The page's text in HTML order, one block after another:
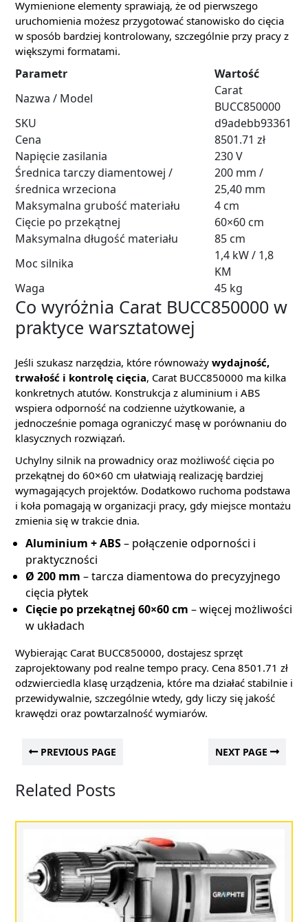
Wymienione elementy sprawiają, że od pierwszego
uruchomienia możesz przygotować stanowisko do cięcia
w sposób bardziej kontrolowany, szczególnie przy pracy z
większymi formatami.
Parametr
Wartość
Nazwa / Model
Carat
BUCC850000
SKU
d9adebb93361
Cena
8501.71 zł
Napięcie zasilania
230 V
Średnica tarczy diamentowej /
średnica wrzeciona
200 mm /
25,40 mm
Maksymalna grubość materiału
4 cm
Cięcie po przekątnej
60×60 cm
Maksymalna długość materiału
85 cm
Moc silnika
1,4 kW / 1,8
KM
Waga
45 kg
Co wyróżnia Carat BUCC850000 w
praktyce warsztatowej
Jeśli szukasz narzędzia, które równoważy wydajność,
trwałość i kontrolę cięcia, Carat BUCC850000 ma kilka
konkretnych atutów. Konstrukcja z aluminium i ABS
wspiera odporność na codzienne użytkowanie, a
jednocześnie pomaga ograniczyć masę w porównaniu do
klasycznych rozwiązań.
Uchylny silnik na prowadnicy oraz możliwość cięcia po
przekątnej do 60×60 cm ułatwiają realizację bardziej
wymagających projektów. Dodatkowo ruchoma podstawa
i koła pomagają w organizacji pracy, gdy miejsce montażu
zmienia się w trakcie dnia.
Aluminium + ABS– połączenie odporności i
praktyczności
Ø 200 mm – tarcza diamentowa do precyzyjnego
cięcia płytek
Cięcie po przekątnej 60×60 cm – więcej możliwości
w układach
Wybierając Carat BUCC850000, dostajesz sprzęt
zaprojektowany pod realne tempo pracy. Cena 8501.71 zł
odzwierciedla klasę urządzenia, które ma działać stabilnie i
przewidywalnie, szczególnie wtedy, gdy liczy się jakość
krawędzi oraz powtarzalność wymiarów.
PREVIOUS PAGE NEXT PAGE
Related Posts